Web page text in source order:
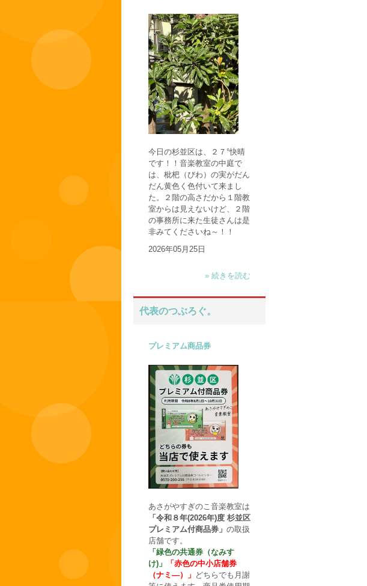
今日の杉並区は、２７°快晴
です！！音楽教室の中庭で
は、枇杷（びわ）の実がだん
だん黄色く色付いて来まし
た。２階の高さだから１階教
室からは見えないけど、２階
の事務所に来た生徒さんは是
非みてくださいね～！！
2026年05月25日
» 続きを読む
代表のつぶろぐ。
プレミアム商品券
あさがやすぎのこ音楽教室は
「令和８年(2026年)度 杉並区
プレミアム付商品券」 の取扱
店舗です。
「緑色の共通券（なみす
け)」
「赤色の中小店舗券
（ナミ―）」 どちらでも月謝